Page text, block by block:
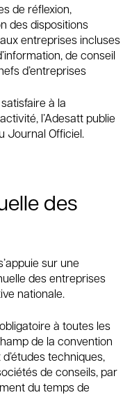
de réflexion,
des dispositions
entreprises incluses
de conseil
d’entreprises
à la
l’Adesatt publie
Journal Officiel.
des
sur une
des entreprises
nationale.
à toutes les
de la convention
techniques,
de conseils, par
du temps de